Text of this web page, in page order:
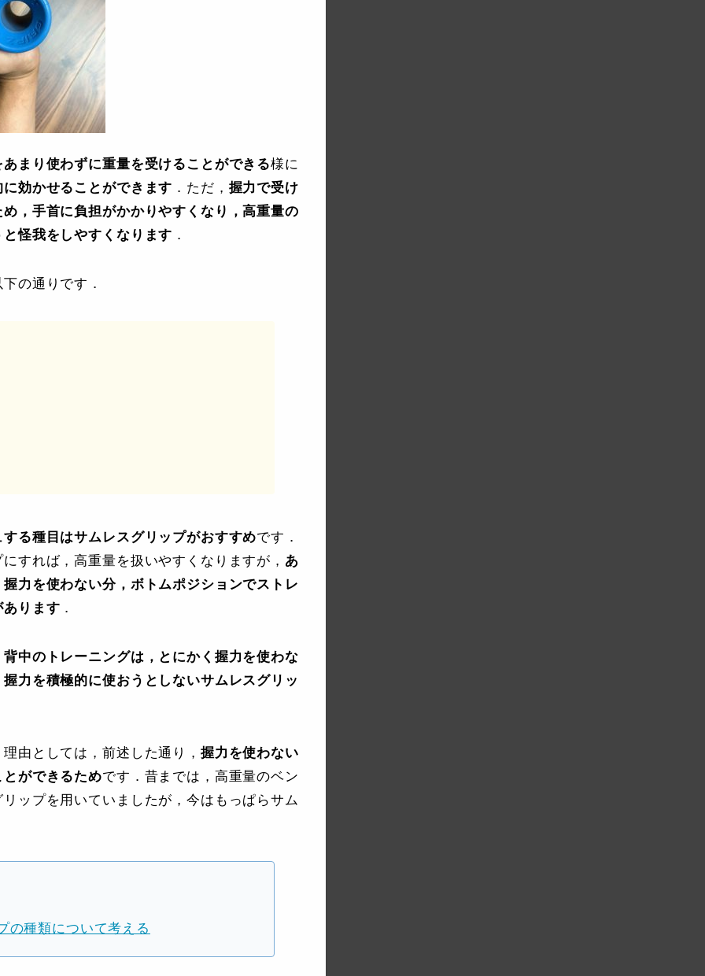
あまり使わずに重量を受けることができる様に
効かせることができます ．ただ， 握力で受け
，手首に負担がかかりやすくなり，高重量の
怪我をしやすくなります ．
の通りです．
る種目はサムレスグリップがおすすめです．
すれば，高重量を扱いやすくなりますが， あ
力を使わない分，ボトムポジションでストレ
あります ．
背中のトレーニングは，とにかく握力を使わな
力を積極的に使おうとしないサムレスグリッ
由としては，前述した通り， 握力を使わない
ができるためです．昔までは，高重量のベン
ップを用いていましたが，今はもっぱらサム
の種類について考える